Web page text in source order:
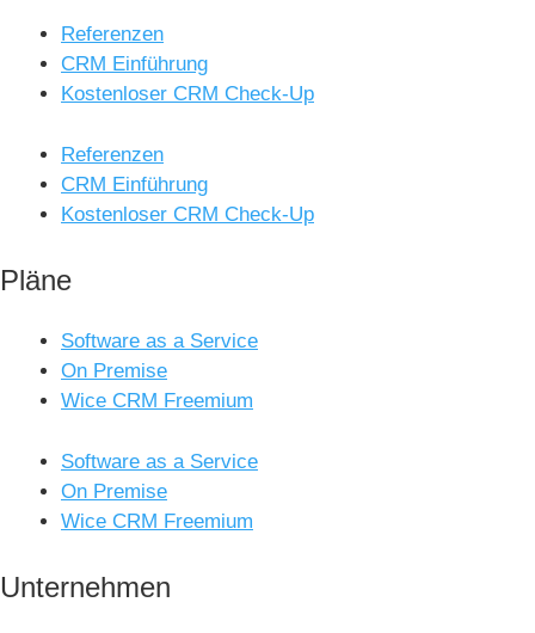
Referenzen
CRM Einführung
Kostenloser CRM Check-Up
Referenzen
CRM Einführung
Kostenloser CRM Check-Up
Pläne
Software as a Service
On Premise
Wice CRM Freemium
Software as a Service
On Premise
Wice CRM Freemium
Unternehmen